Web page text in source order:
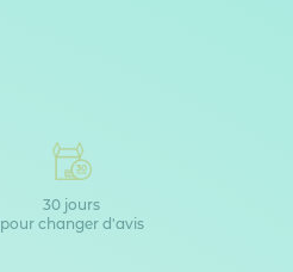
30 jours
pour changer d'avis